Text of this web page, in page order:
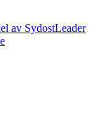
av SydostLeader